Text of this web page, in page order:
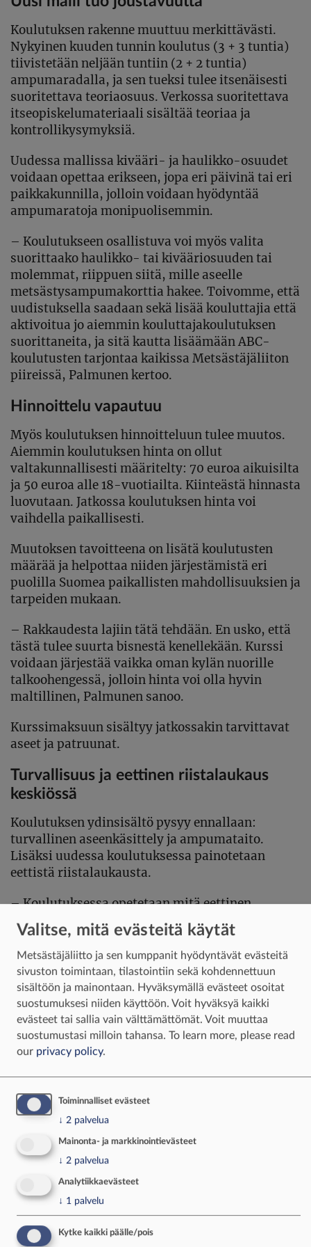
Koulutuksen rakenne muuttuu merkittävästi.
Nykyinen kuuden tunnin koulutus (3 + 3 tuntia)
tiivistetään neljään tuntiin (2 + 2 tuntia)
ampumaradalla, ja sen tueksi tulee itsenäisesti
suoritettava teoriaosuus. Verkossa suoritettava
itseopiskelumateriaali sisältää teoriaa ja
kontrollikysymyksiä.
Uudessa mallissa kivääri- ja haulikko-osuudet
voidaan opettaa erikseen, jopa eri päivinä tai eri
paikkakunnilla, jolloin voidaan hyödyntää
ampumaratoja monipuolisemmin.
– Koulutukseen osallistuva voi myös valita
suorittaako haulikko- tai kivääriosuuden tai
molemmat, riippuen siitä, mille aseelle
metsästysampumakorttia hakee. Toivomme, että
uudistuksella saadaan sekä lisää kouluttajia että
aktivoitua jo aiemmin kouluttajakoulutuksen
suorittaneita, ja sitä kautta lisäämään ABC-
koulutusten tarjontaa kaikissa Metsästäjäliiton
piireissä, Palmunen kertoo.
Hinnoittelu vapautuu
Myös koulutuksen hinnoitteluun tulee muutos.
Aiemmin koulutuksen hinta on ollut
valtakunnallisesti määritelty: 70 euroa aikuisilta
ja 50 euroa alle 18-vuotiailta. Kiinteästä hinnasta
luovutaan. Jatkossa koulutuksen hinta voi
vaihdella paikallisesti.
Muutoksen tavoitteena on lisätä koulutusten
määrää ja helpottaa niiden järjestämistä eri
puolilla Suomea paikallisten mahdollisuuksien ja
tarpeiden mukaan.
– Rakkaudesta lajiin tätä tehdään. En usko, että
tästä tulee suurta bisnestä kenellekään. Kurssi
voidaan järjestää vaikka oman kylän nuorille
talkoohengessä, jolloin hinta voi olla hyvin
maltillinen, Palmunen sanoo.
Kurssimaksuun sisältyy jatkossakin tarvittavat
aseet ja patruunat.
Turvallisuus ja eettinen riistalaukaus
keskiössä
Koulutuksen ydinsisältö pysyy ennallaan:
turvallinen aseenkäsittely ja ampumataito.
Lisäksi uudessa koulutuksessa painotetaan
eettistä riistalaukausta.
– Koulutuksessa opetetaan mitä eettinen
riistalaukaus tarkoittaa, mikä on metsästyksen
perusasioita. Eli käytännössä sitä, että kun
ampuu eläintä pitää olla varma maalista, mitä
ampuu ja minkälaisella aseella, jotta eläin kuolee
mahdollisimman nopeasti. On myös hyvä
ymmärtää, että jos ampumatilanne ei ole
suotuisa, niin on osattava jättää ampumatta.
Rataosuudella keskitytään turvalliseen
– Poliisikin suhtautuu myönteisesti, jos
aseluvan hakija on käynyt koulutuksen. Se
aseenkäyttö ovat hallussa, Palmunen
huomauttaa.
Tänä vuonna koulutuksia voidaan vielä järjestää
sekä vanhan että uuden mallin mukaan.
Kuten aiemminkin, yhtä kouluttajaa kohden
Valitse, mitä evästeitä käytät
Metsästäjäliitto ja sen kumppanit hyödyntävät evästeitä
sivuston toimintaan, tilastointiin sekä kohdennettuun
sisältöön ja mainontaan. Hyväksymällä evästeet osoitat
suostumuksesi niiden käyttöön. Voit hyväksyä kaikki
evästeet tai sallia vain välttämättömät. Voit muuttaa
suostumustasi milloin tahansa. To learn more, please read
our privacy policy.
Toiminnalliset evästeet
↓ 2 palvelua
Mainonta- ja markkinointievästeet
↓ 2 palvelua
Analytiikkaevästeet
↓ 1 palvelu
Kytke kaikki päälle/pois